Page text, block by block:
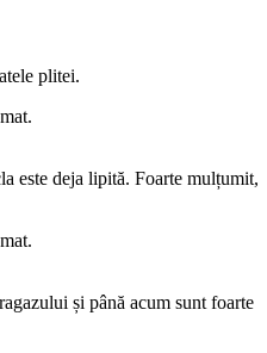
plitei.
este deja lipită. Foarte mulțumit,
și până acum sunt foarte